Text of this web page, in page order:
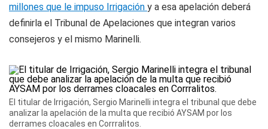
millones que le impuso Irrigación y a esa apelación deberá
definirla el Tribunal de Apelaciones que integran varios
consejeros y el mismo Marinelli.
El titular de Irrigación, Sergio Marinelli integra el tribunal que debe
analizar la apelación de la multa que recibió AYSAM por los
derrames cloacales en Corrralitos.